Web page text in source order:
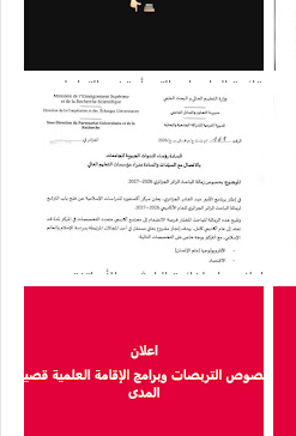
قائمة الجامعات التي أوقفت التعامل مع
كواشف الذكاء الاصطناعي
إعلان هام لفائدة الباحثين والأساتذة